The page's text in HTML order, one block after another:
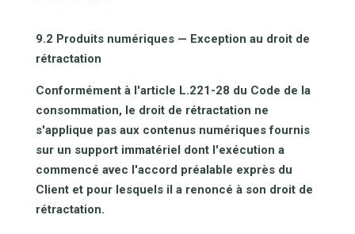
9.2 Produits numériques — Exception au droit de
rétractation
Conformément à l'article L.221-28 du Code de la
consommation, le droit de rétractation ne
s'applique pas aux contenus numériques fournis
sur un support immatériel dont l'exécution a
commencé avec l'accord préalable exprès du
Client et pour lesquels il a renoncé à son droit de
rétractation.